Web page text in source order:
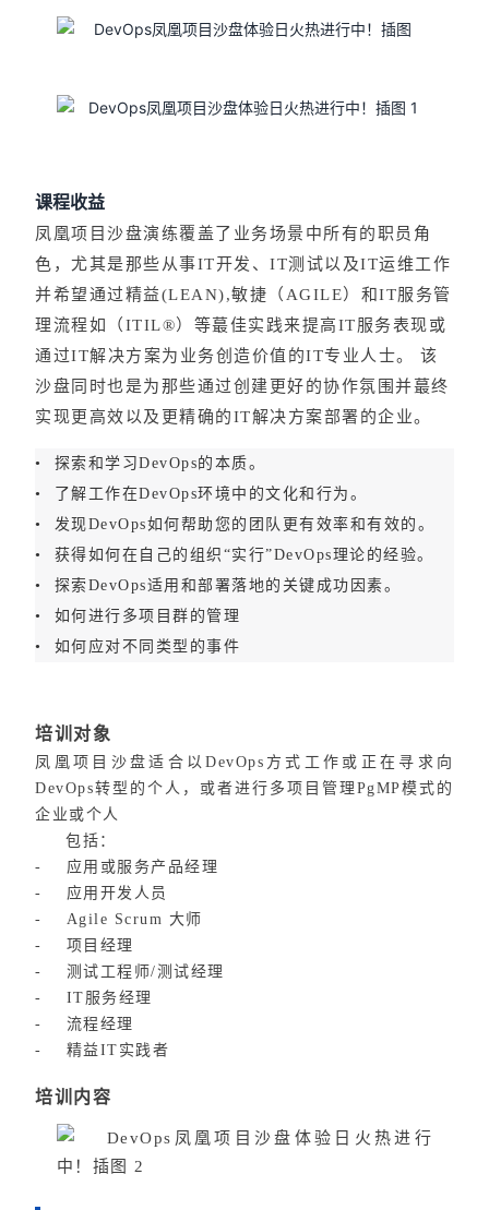
课程收益
凤凰项目沙盘演练覆盖了业务场景中所有的职员角
色，尤其是那些从事IT开发、IT测试以及IT运维工作
并希望通过精益(LEAN),敏捷（AGILE）和IT服务管
理流程如（ITIL®）等蕞佳实践来提高IT服务表现或
通过IT解决方案为业务创造价值的IT专业人士。 该
沙盘同时也是为那些通过创建更好的协作氛围并蕞终
实现更高效以及更精确的IT解决方案部署的企业。
• 探索和学习DevOps的本质。
• 了解工作在DevOps环境中的文化和行为。
• 发现DevOps如何帮助您的团队更有效率和有效的。
• 获得如何在自己的组织“实行”DevOps理论的经验。
• 探索DevOps适用和部署落地的关键成功因素。
• 如何进行多项目群的管理
• 如何应对不同类型的事件
培训对象
凤凰项目沙盘适合以DevOps方式工作或正在寻求向
DevOps转型的个人，或者进行多项目管理PgMP模式的
企业或个人
包括：
- 应用或服务产品经理
- 应用开发人员
- Agile Scrum 大师
- 项目经理
- 测试工程师/测试经理
- IT服务经理
- 流程经理
- 精益IT实践者
培训内容